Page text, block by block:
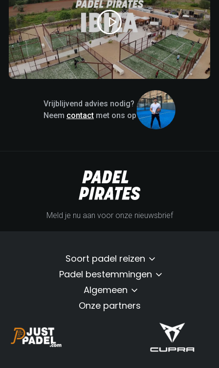
Vrijblijvend advies nodig?
Neem contact met ons op
Meld je nu aan voor onze nieuwsbrief
Soort padel reizen
Padel bestemmingen
Algemeen
Onze partners